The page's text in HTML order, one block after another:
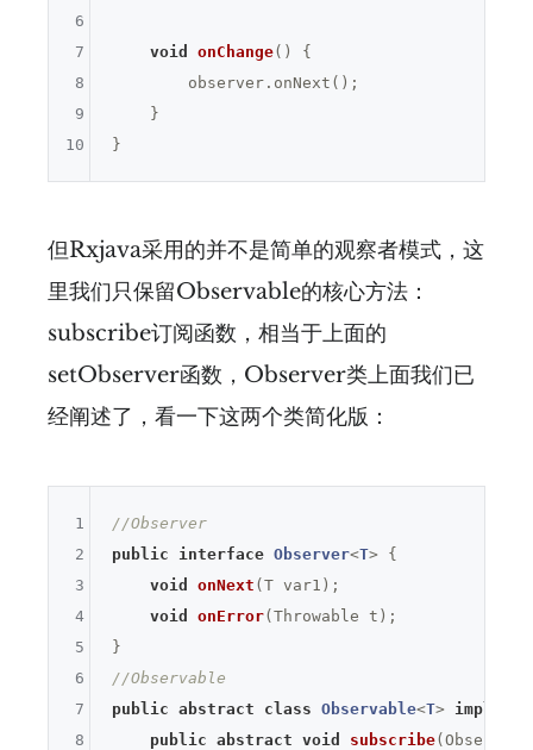
void onChange()
{
        observer.onNext();
    }
6
7
8
9
10
但Rxjava采用的并不是简单的观察者模式，这
里我们只保留Observable的核心方法：
subscribe订阅函数，相当于上面的
setObserver函数，Observer类上面我们已
经阐述了，看一下这两个类简化版：
//Observer
public
interface Observer<T> {
void
onNext (T var1) ;
void
onError(Throwable t) ;
//Observable
public abstract class Observable<T>
public abstract void subscribe
1
2
3
4
5
6
7
8